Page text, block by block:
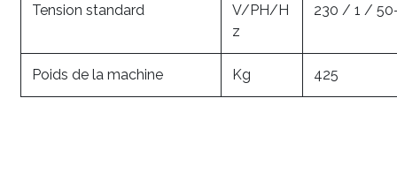
Tension standard
V/PH/H
z
230 / 1 /
Poids de la machine Kg 425